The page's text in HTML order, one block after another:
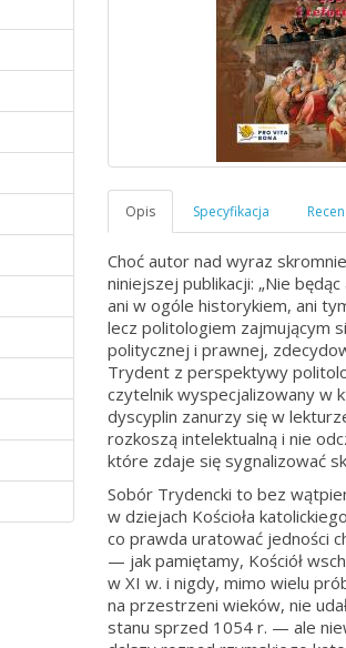
Choć autor nad wyraz
niniejszej publikacji: „Nie
ani w ogóle historykiem, ani
lecz politologiem zajmującym
politycznej i prawnej,
Trydent z perspektywy
czytelnik wyspecjalizowany w
dyscyplin zanurzy się w
rozkoszą intelektualną i nie
które zdaje się sygnalizować
Sobór Trydencki to bez
w dziejach Kościoła
co prawda uratować jedności
— jak pamiętamy, Kościół
w XI w. i nigdy, mimo wielu
na przestrzeni wieków, nie
stanu sprzed 1054 r. — ale